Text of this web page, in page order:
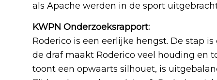
als Apache werden in de sport
KWPN Onderzoeksrapport:
Roderico is een eerlijke hengst. De stap
de draf maakt Roderico veel houding en
toont een opwaarts silhouet, is